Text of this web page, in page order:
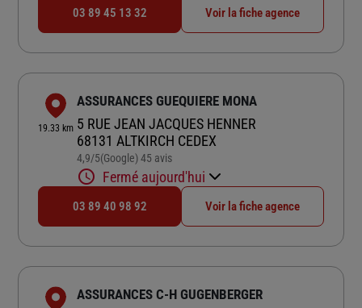
03 89 45 13 32 Voir la fiche agence
19.33 km
ASSURANCES GUEQUIERE MONA
5 RUE JEAN JACQUES HENNER
68131 ALTKIRCH CEDEX
4,9/5Note de 4.9 sur 5
(Google) 45 avis
Fermé aujourd'hui
03 89 40 98 92 Voir la fiche agence
ASSURANCES C-H GUGENBERGER